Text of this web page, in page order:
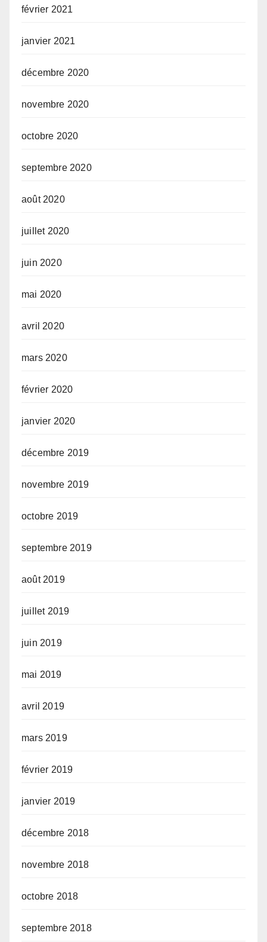
février 2021
janvier 2021
décembre 2020
novembre 2020
octobre 2020
septembre 2020
août 2020
juillet 2020
juin 2020
mai 2020
avril 2020
mars 2020
février 2020
janvier 2020
décembre 2019
novembre 2019
octobre 2019
septembre 2019
août 2019
juillet 2019
juin 2019
mai 2019
avril 2019
mars 2019
février 2019
janvier 2019
décembre 2018
novembre 2018
octobre 2018
septembre 2018